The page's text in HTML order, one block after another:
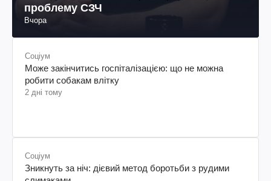
проблему СЗЧ
Вчора
Соціум
Може закінчитись госпіталізацією: що не можна
робити собакам влітку
2 дні тому
Соціум
Зникнуть за ніч: дієвий метод боротьби з рудими